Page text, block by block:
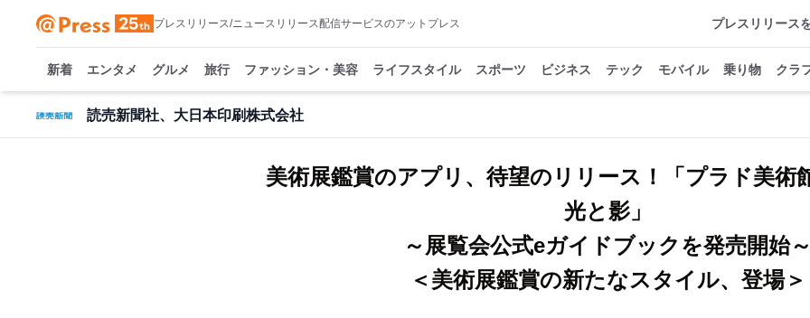
プレスリリース/ニュースリリース配信サービスのアットプレス プレスリリース
新着 エンタメ グルメ 旅行 ファッション・美容 ライフスタイル スポーツ ビジネス テック モバイル 乗り物 クラ
読売新聞社、大日本印刷株式会社
美術展鑑賞のアプリ、待望のリリース！「プラド
光と影」
～展覧会公式eガイドブックを発売開始
＜美術展鑑賞の新たなスタイル、登場＞